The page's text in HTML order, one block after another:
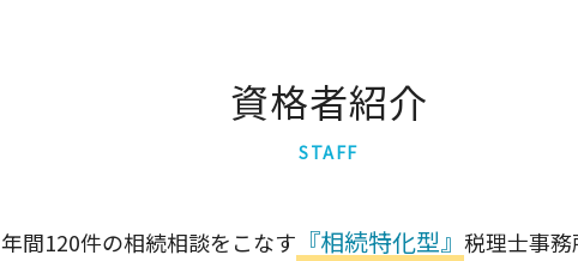
資格者紹介
STAFF
年間120件の相続相談をこなす 『相続特化型』 税理士事務